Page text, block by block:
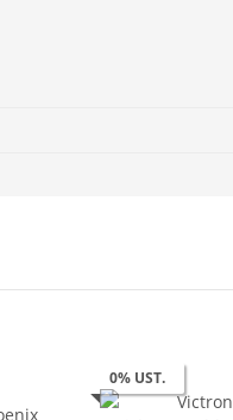
0% UST.